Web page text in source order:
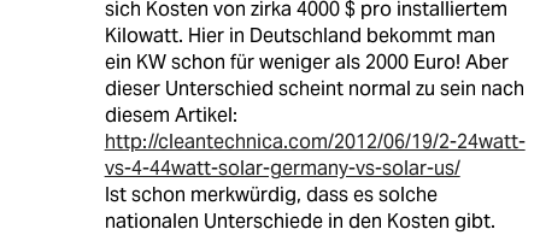
sich Kosten von zirka 4000 $ pro installiertem
Kilowatt. Hier in Deutschland bekommt man
ein KW schon für weniger als 2000 Euro! Aber
dieser Unterschied scheint normal zu sein nach
diesem Artikel:
http://cleantechnica.com/2012/06/19/2-24watt-
vs-4-44watt-solar-germany-vs-solar-us/
Ist schon merkwürdig, dass es solche
nationalen Unterschiede in den Kosten gibt.